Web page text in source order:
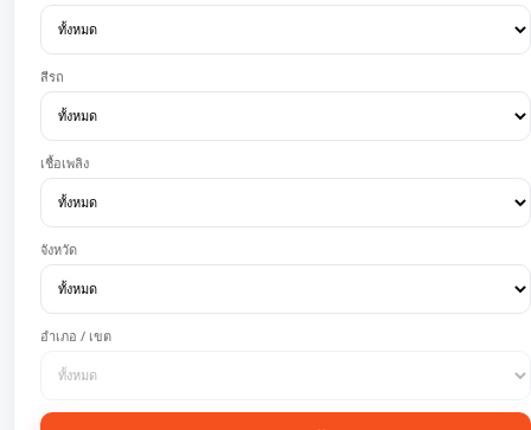
สีรถ
เชื้อเพลิง
จังหวัด
อำเภอ / เขต